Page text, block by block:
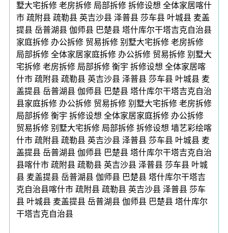
墅大宅拆修 老房拆修 局部拆修 拆修设想 全体家居喀什
市 疏附县 疏勒县 英吉沙县 泽普县 莎车县 叶城县 麦盖
提县 岳普湖县 伽师县 巴楚县 塔什库尔干塔吉克自治县
家庭拆修 办公拆修 贸易拆修 别墅大宅拆修 老房拆修
局部拆修 全体家居家庭拆修 办公拆修 贸易拆修 别墅大
宅拆修 老房拆修 局部拆修 衡宇 拆修设想 全体家居喀
什市 疏附县 疏勒县 英吉沙县 泽普县 莎车县 叶城县 麦
盖提县 岳普湖县 伽师县 巴楚县 塔什库尔干塔吉克自治
县家庭拆修 办公拆修 贸易拆修 别墅大宅拆修 老房拆修
局部拆修 衡宇 拆修设想 全体家居家庭拆修 办公拆修
贸易拆修 别墅大宅拆修 局部拆修 拆修设想 墙艺彩绘喀
什市 疏附县 疏勒县 英吉沙县 泽普县 莎车县 叶城县 麦
盖提县 岳普湖县 伽师县 巴楚县 塔什库尔干塔吉克自治
县喀什市 疏附县 疏勒县 英吉沙县 泽普县 莎车县 叶城
县 麦盖提县 岳普湖县 伽师县 巴楚县 塔什库尔干塔吉
克自治县喀什市 疏附县 疏勒县 英吉沙县 泽普县 莎车
县 叶城县 麦盖提县 岳普湖县 伽师县 巴楚县 塔什库尔
干塔吉克自治县